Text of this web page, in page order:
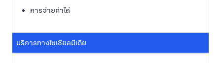
การจ่ายค่าไถ่
บริการทางโซเชียลมีเดีย